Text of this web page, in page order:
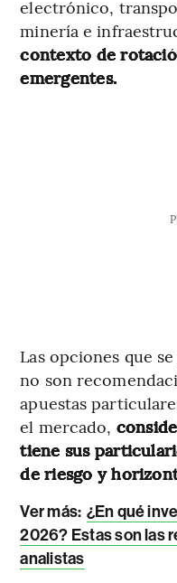
electrónico,
minería e
contexto de
emergentes.
Las opciones que
no son
apuestas
el mercado,
tiene sus
de riesgo y
Ver más: ¿En qué
2026? Estas son las
analistas